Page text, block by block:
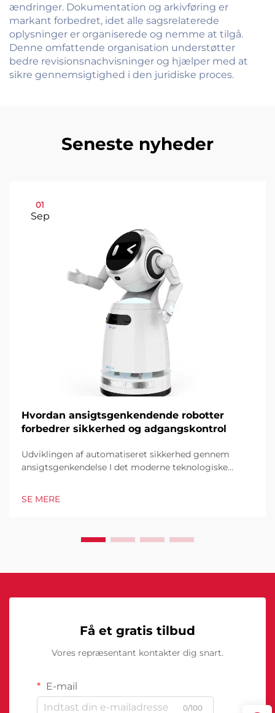
ændringer. Dokumentation og arkivføring er
markant forbedret, idet alle sagsrelaterede
oplysninger er organiserede og nemme at tilgå.
Denne omfattende organisation understøtter
bedre revisionsnachvisninger og hjælper med at
sikre gennemsigtighed i den juridiske proces.
Seneste nyheder
01
Sep
Hvordan ansigtsgenkendende robotter
forbedrer sikkerhed og adgangskontrol
Udviklingen af automatiseret sikkerhed gennem
ansigtsgenkendelse I det moderne teknologiske
sikkerhedsinfrastruktur. Disse sofistikerede systemer
SE MERE
Få et gratis tilbud
Vores repræsentant kontakter dig snart.
E-mail
0/100